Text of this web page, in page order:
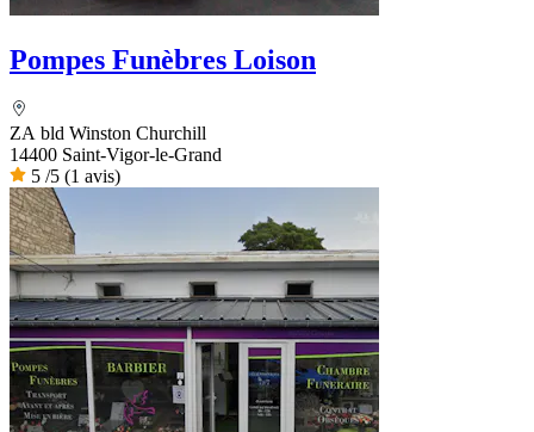
Pompes Funèbres Loison
ZA bld Winston Churchill
14400 Saint-Vigor-le-Grand
5 /5 (1 avis)